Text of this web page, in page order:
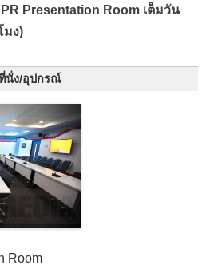
Presentation Room เต็มวัน
มง)
นั่ง/อุปกรณ์
Room